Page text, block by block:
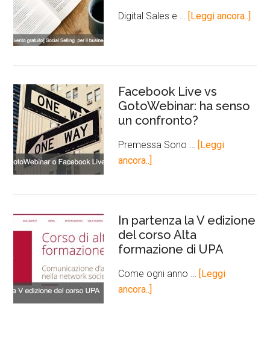
Digital Sales e … [Leggi ancora..]
Facebook Live vs
GotoWebinar: ha senso
un confronto?
Premessa Sono …
[Leggi
ancora..]
In partenza la V edizione
del corso Alta
formazione di UPA
Come ogni anno …
[Leggi
ancora..]